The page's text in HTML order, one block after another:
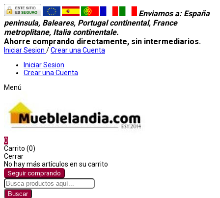
Enviamos a: España
peninsula, Baleares, Portugal continental, France
metroplitane, Italia continentale.
Ahorre comprando directamente, sin intermediarios.
Iniciar Sesion /Crear una Cuenta
Iniciar Sesion
Crear una Cuenta
Menú
0
Carrito (0)
Cerrar
No hay más artículos en su carrito
Seguir comprando
Buscar